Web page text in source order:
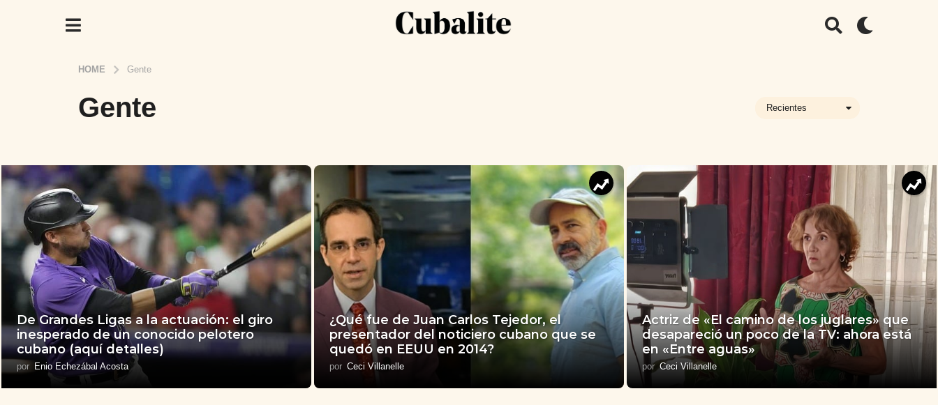
HOME Gente
Gente Recientes
De Grandes Ligas a la actuación: el giro
inesperado de un conocido pelotero
cubano (aquí detalles)
por Enio Echezábal Acosta
¿Qué fue de Juan Carlos Tejedor, el
presentador del noticiero cubano que se
quedó en EEUU en 2014?
por Ceci Villanelle
Actriz de «El camino de los juglares» que
desapareció un poco de la TV: ahora está
en «Entre aguas»
por Ceci Villanelle